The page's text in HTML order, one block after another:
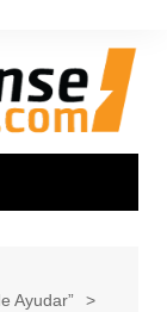
Ayudar”